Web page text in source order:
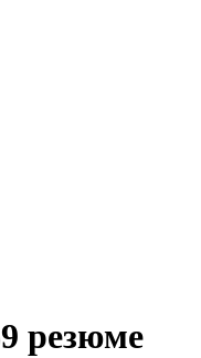
резюме